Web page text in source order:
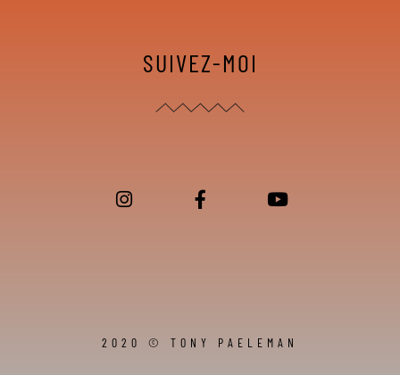
SUIVEZ-MOI
2020 © TONY PAELEMAN